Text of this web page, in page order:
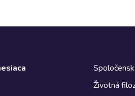
Životná